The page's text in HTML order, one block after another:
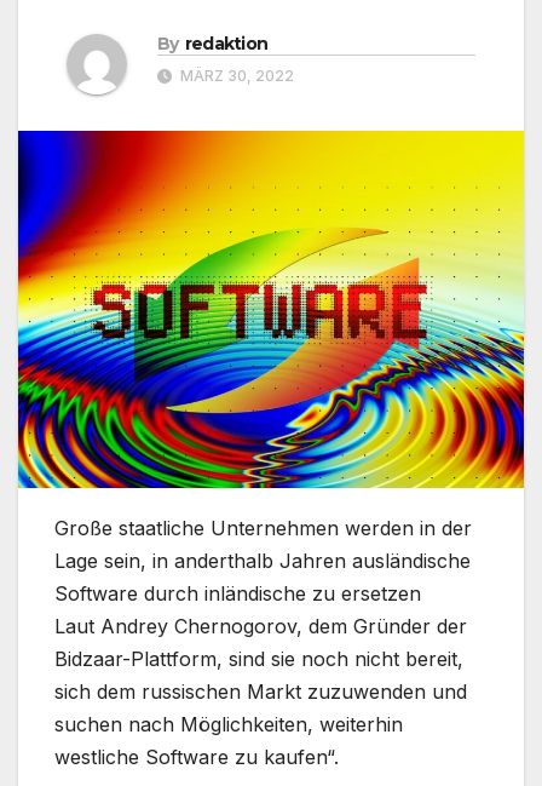
By redaktion
MÄRZ 30, 2022
Große staatliche Unternehmen werden in der
Lage sein, in anderthalb Jahren ausländische
Software durch inländische zu ersetzen
Laut Andrey Chernogorov, dem Gründer der
Bidzaar-Plattform, sind sie noch nicht bereit,
sich dem russischen Markt zuzuwenden und
suchen nach Möglichkeiten, weiterhin
westliche Software zu kaufen“.